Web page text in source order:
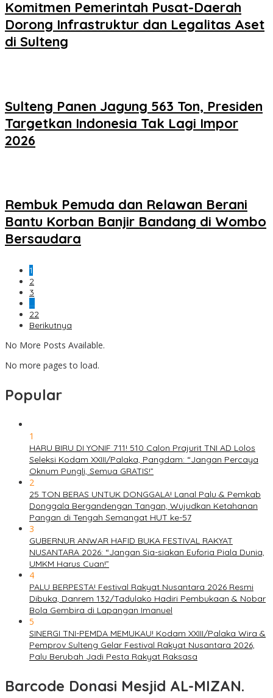
Komitmen Pemerintah Pusat-Daerah
Dorong Infrastruktur dan Legalitas Aset
di Sulteng
Sulteng Panen Jagung 563 Ton, Presiden
Targetkan Indonesia Tak Lagi Impor
2026
Rembuk Pemuda dan Relawan Berani
Bantu Korban Banjir Bandang di Wombo
Bersaudara
1
2
3
…
22
Berikutnya
No More Posts Available.
No more pages to load.
Popular
1
HARU BIRU DI YONIF 711! 510 Calon Prajurit TNI AD Lolos
Seleksi Kodam XXIII/Palaka, Pangdam: “Jangan Percaya
Oknum Pungli, Semua GRATIS!”
2
25 TON BERAS UNTUK DONGGALA! Lanal Palu & Pemkab
Donggala Bergandengan Tangan, Wujudkan Ketahanan
Pangan di Tengah Semangat HUT ke-57
3
GUBERNUR ANWAR HAFID BUKA FESTIVAL RAKYAT
NUSANTARA 2026: “Jangan Sia-siakan Euforia Piala Dunia,
UMKM Harus Cuan!”
4
PALU BERPESTA! Festival Rakyat Nusantara 2026 Resmi
Dibuka, Danrem 132/Tadulako Hadiri Pembukaan & Nobar
Bola Gembira di Lapangan Imanuel
5
SINERGI TNI-PEMDA MEMUKAU! Kodam XXIII/Palaka Wira &
Pemprov Sulteng Gelar Festival Rakyat Nusantara 2026,
Palu Berubah Jadi Pesta Rakyat Raksasa
Barcode Donasi Mesjid AL-MIZAN.